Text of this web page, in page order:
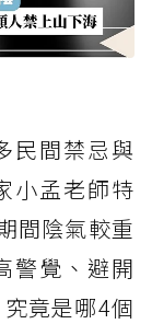
民間禁忌與
小孟老師特
間陰氣較重
警覺、避開
竟是哪4個